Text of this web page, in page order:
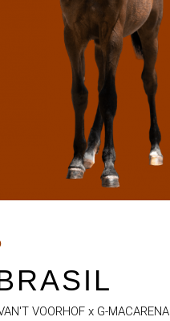
VOORHOF x G-